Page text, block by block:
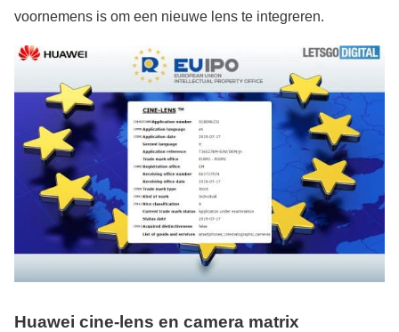
voornemens is om een nieuwe lens te integreren.
Huawei cine-lens en camera matrix